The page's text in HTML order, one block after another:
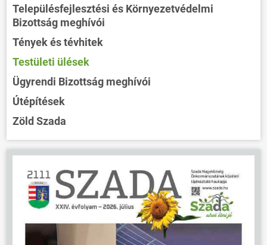
Településfejlesztési és Környezetvédelmi
Bizottság meghívói
Tények és tévhitek
Testületi ülések
Ügyrendi Bizottság meghívói
Útépítések
Zöld Szada